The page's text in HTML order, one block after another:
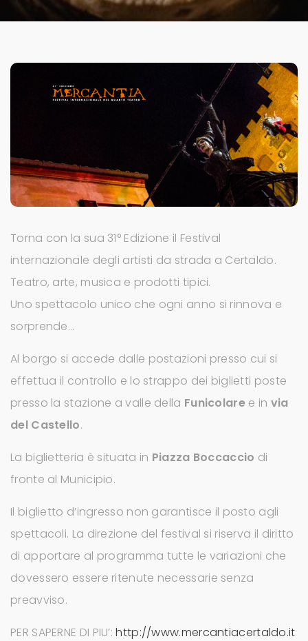
Torna con la sua 31° Edizione il Festival
internazionale degli artisti da strada a Certaldo.
Teatro, arte, musica e prodotti tipici.
Uno spettacolo unico che ogni anno si rinnova e
sorprende…
Al borgo si accede dalle postazioni presso cui si
effettua il controllo e lo strappo dei biglietti poste
presso la stazione a valle della Funicolaree in via
del Castello.
La biglietteria è situata in Piazza Boccaccio di
fronte al Municipio.
Il biglietto d’ingresso non garantisce il posto agli
spettacoli. La direzione del festival si riserva il diritto
di apportare al programma tutte le variazioni che
dovessero essere ritenute necessarie senza
preavviso.
PER SAPERNE DI PIU’:http://www.mercantiacertaldo.it